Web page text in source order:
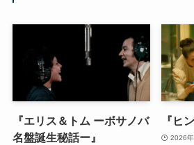
『エリス＆トム ーボサノバ
名盤誕生秘話ー』
『ヒ
2026